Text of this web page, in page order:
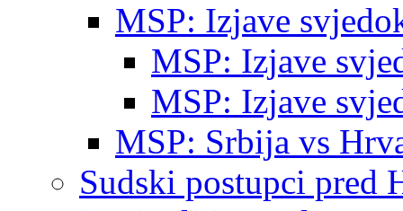
MSP: Izjave
MSP: Izjave
MSP: Izjave
MSP: Srbija vs
Sudski postupci pred